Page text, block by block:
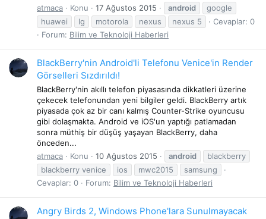
atmaca
Konu 17 Ağustos 2015 android
google
huawei
lg motorola nexus nexus 5
Cevaplar: 0
Forum: Bilim ve Teknoloji Haberleri
BlackBerry'nin Android'li Telefonu Venice'in Render
Görselleri Sızdırıldı!
BlackBerry'nin akıllı telefon piyasasında dikkatleri üzerine
çekecek telefonundan yeni bilgiler geldi. BlackBerry artık
piyasada çok az bir canı kalmış Counter-Strike oyuncusu
gibi dolaşmakta. Android ve iOS'un yaptığı patlamadan
sonra müthiş bir düşüş yaşayan BlackBerry, daha
önceden...
atmaca
Konu 10 Ağustos 2015 android
blackberry
blackberry venice
ios mwc2015
samsung
Cevaplar: 0
Forum: Bilim ve Teknoloji Haberleri
Angry Birds 2, Windows Phone'lara Sunulmayacak